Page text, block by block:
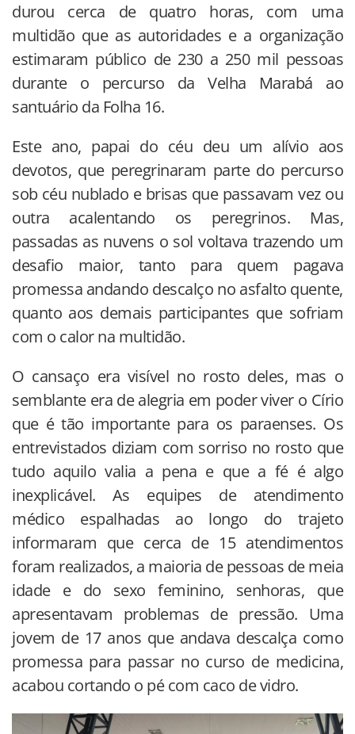
durou cerca de quatro horas, com uma
multidão que as autoridades e a organização
estimaram público de 230 a 250 mil pessoas
durante o percurso da Velha Marabá ao
santuário da Folha 16.
Este ano, papai do céu deu um alívio aos
devotos, que peregrinaram parte do percurso
sob céu nublado e brisas que passavam vez ou
outra acalentando os peregrinos. Mas,
passadas as nuvens o sol voltava trazendo um
desafio maior, tanto para quem pagava
promessa andando descalço no asfalto quente,
quanto aos demais participantes que sofriam
com o calor na multidão.
O cansaço era visível no rosto deles, mas o
semblante era de alegria em poder viver o Círio
que é tão importante para os paraenses. Os
entrevistados diziam com sorriso no rosto que
tudo aquilo valia a pena e que a fé é algo
inexplicável. As equipes de atendimento
médico espalhadas ao longo do trajeto
informaram que cerca de 15 atendimentos
foram realizados, a maioria de pessoas de meia
idade e do sexo feminino, senhoras, que
apresentavam problemas de pressão. Uma
jovem de 17 anos que andava descalça como
promessa para passar no curso de medicina,
acabou cortando o pé com caco de vidro.